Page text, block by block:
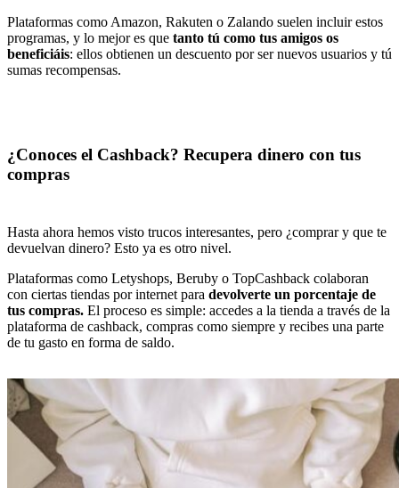
Plataformas como Amazon, Rakuten o Zalando suelen incluir estos
programas, y lo mejor es que tanto tú como tus amigos os
beneficiáis: ellos obtienen un descuento por ser nuevos usuarios y tú
sumas recompensas.
¿Conoces el Cashback? Recupera dinero con tus
compras
Hasta ahora hemos visto trucos interesantes, pero ¿comprar y que te
devuelvan dinero? Esto ya es otro nivel.
Plataformas como Letyshops, Beruby o TopCashback colaboran
con ciertas tiendas por internet para devolverte un porcentaje de
tus compras. El proceso es simple: accedes a la tienda a través de la
plataforma de cashback, compras como siempre y recibes una parte
de tu gasto en forma de saldo.